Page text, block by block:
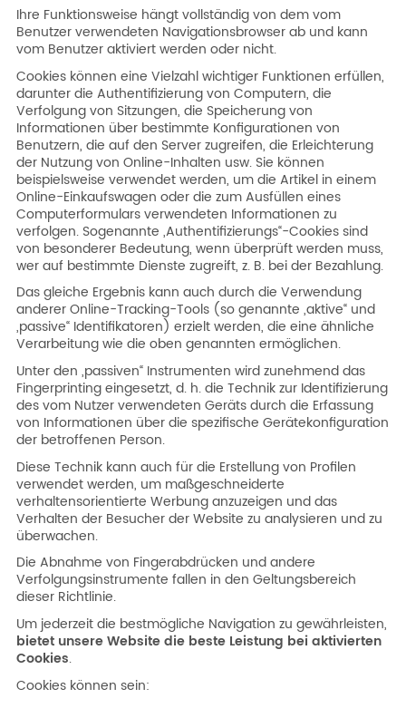
Ihre Funktionsweise hängt vollständig von dem vom
Benutzer verwendeten Navigationsbrowser ab und kann
vom Benutzer aktiviert werden oder nicht.
Cookies können eine Vielzahl wichtiger Funktionen erfüllen,
darunter die Authentifizierung von Computern, die
Verfolgung von Sitzungen, die Speicherung von
Informationen über bestimmte Konfigurationen von
Benutzern, die auf den Server zugreifen, die Erleichterung
der Nutzung von Online-Inhalten usw. Sie können
beispielsweise verwendet werden, um die Artikel in einem
Online-Einkaufswagen oder die zum Ausfüllen eines
Computerformulars verwendeten Informationen zu
verfolgen. Sogenannte „Authentifizierungs“-Cookies sind
von besonderer Bedeutung, wenn überprüft werden muss,
wer auf bestimmte Dienste zugreift, z. B. bei der Bezahlung.
Das gleiche Ergebnis kann auch durch die Verwendung
anderer Online-Tracking-Tools (so genannte „aktive“ und
„passive“ Identifikatoren) erzielt werden, die eine ähnliche
Verarbeitung wie die oben genannten ermöglichen.
Unter den „passiven“ Instrumenten wird zunehmend das
Fingerprinting eingesetzt, d. h. die Technik zur Identifizierung
des vom Nutzer verwendeten Geräts durch die Erfassung
von Informationen über die spezifische Gerätekonfiguration
der betroffenen Person.
Diese Technik kann auch für die Erstellung von Profilen
verwendet werden, um maßgeschneiderte
verhaltensorientierte Werbung anzuzeigen und das
Verhalten der Besucher der Website zu analysieren und zu
überwachen.
Die Abnahme von Fingerabdrücken und andere
Verfolgungsinstrumente fallen in den Geltungsbereich
dieser Richtlinie.
Um jederzeit die bestmögliche Navigation zu gewährleisten,
bietet unsere Website die beste Leistung bei aktivierten
Cookies.
Cookies können sein: